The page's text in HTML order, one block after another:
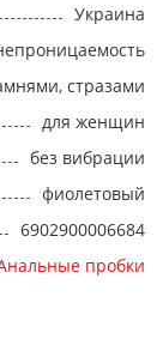
Украина
стразами
для женщин
без вибрации
фиолетовый
6902900006684
пробки